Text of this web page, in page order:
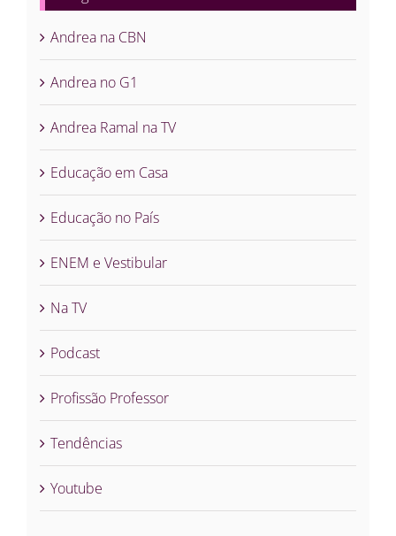
Andrea na CBN
Andrea no G1
Andrea Ramal na TV
Educação em Casa
Educação no País
ENEM e Vestibular
Na TV
Podcast
Profissão Professor
Tendências
Youtube